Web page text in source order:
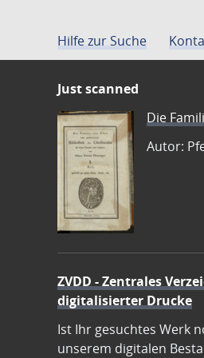
Hilfe zur Suche
Just scanned
Die
Autor:
ZVDD - Zentrales
digitalisierter Drucke
Ist Ihr gesuchtes Werk
unserem digitalen